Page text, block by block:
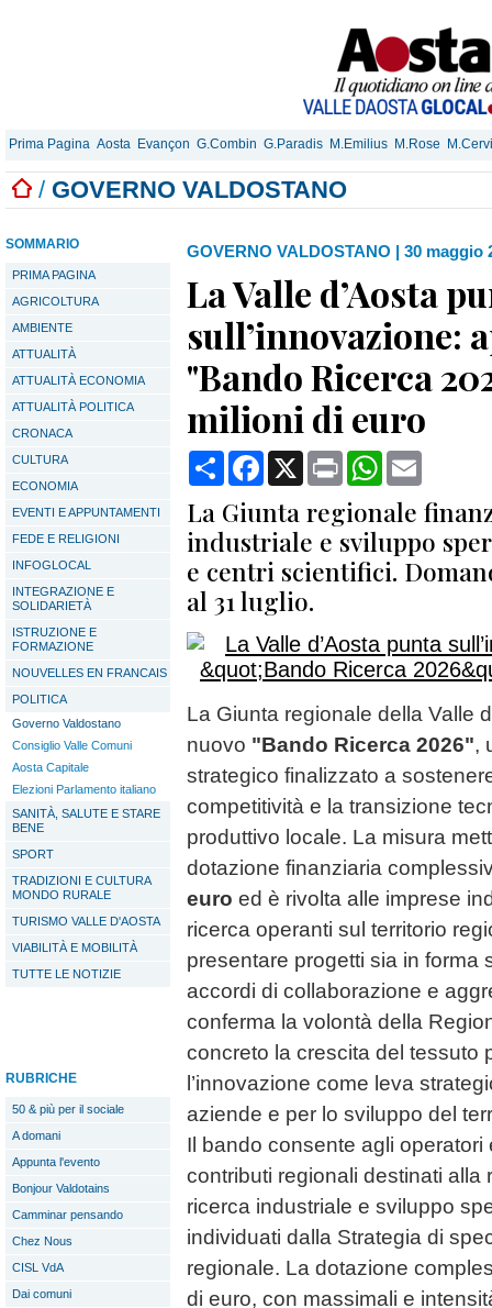
Prima Pagina Aosta Evançon G.Combin G.Paradis M.Emilius M.Rose
/ GOVERNO VALDOSTANO
SOMMARIO
PRIMA PAGINA
AGRICOLTURA
AMBIENTE
ATTUALITÀ
ATTUALITÀ ECONOMIA
ATTUALITÀ POLITICA
CRONACA
CULTURA
ECONOMIA
EVENTI E APPUNTAMENTI
FEDE E RELIGIONI
INFOGLOCAL
INTEGRAZIONE E
SOLIDARIETÀ
ISTRUZIONE E
FORMAZIONE
NOUVELLES EN FRANCAIS
POLITICA
Governo Valdostano
Consiglio Valle Comuni
Aosta Capitale
Elezioni Parlamento italiano
SANITÀ, SALUTE E STARE
BENE
SPORT
TRADIZIONI E CULTURA
MONDO RURALE
TURISMO VALLE D'AOSTA
VIABILITÀ E MOBILITÀ
TUTTE LE NOTIZIE
RUBRICHE
50 & più per il sociale
A domani
Appunta l'evento
Bonjour Valdotains
Camminar pensando
Chez Nous
CISL VdA
Dai comuni
GOVERNO VALDOSTANO | 30 maggio
La Valle d’Aosta
sull’innovazione:
"Bando Ricerca
milioni di euro
CondividiFacebook
X Print WhatsApp
La Giunta regionale
industriale e sviluppo
e centri scientifici.
al 31 luglio.
La Giunta regionale della Valle
nuovo "Bando Ricerca 2026",
strategico finalizzato a
competitività e la transizione
produttivo locale. La misura
dotazione finanziaria
euro ed è rivolta alle imprese
ricerca operanti sul territorio
presentare progetti sia in forma
accordi di collaborazione e
conferma la volontà della
concreto la crescita del tessuto
l’innovazione come leva
aziende e per lo sviluppo del
Il bando consente agli
contributi regionali destinati alla
ricerca industriale e sviluppo
individuati dalla Strategia di
regionale. La dotazione
di euro, con massimali e